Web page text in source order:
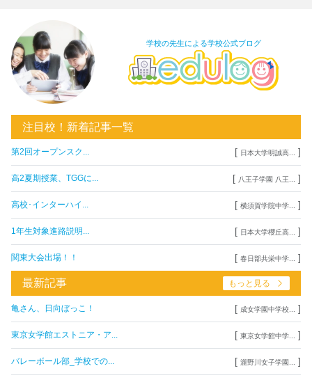
学校の先生による学校公式ブログ
注目校！新着記事一覧
第2回オープンスク... [ 日本大学明誠高... ]
高2夏期授業、TGGに... [ 八王子学園 八王... ]
高校･インターハイ... [ 横須賀学院中学... ]
1年生対象進路説明... [ 日本大学櫻丘高... ]
関東大会出場！！ [ 春日部共栄中学... ]
最新記事 もっと見る
亀さん、日向ぼっこ！ [ 成女学園中学校... ]
東京女学館エストニア・ア... [ 東京女学館中学... ]
バレーボール部_学校での... [ 瀧野川女子学園... ]